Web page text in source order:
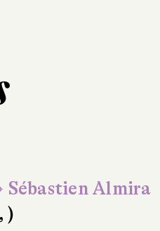
Almira
)